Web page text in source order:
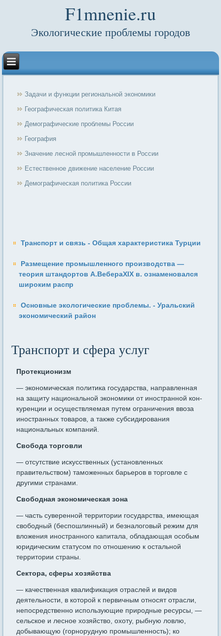
F1mnenie.ru
Экологические проблемы городов
Задачи и функции региональной экономики
Географическая политика Китая
Демографические проблемы России
География
Значение лесной промышленности в России
Естественное движение население России
Демографическая политика России
Транспорт и связь - Общая характеристика Турции
Размещение промышленного производства —
теория штандортов А.ВебераXIX в. ознаменовался
широким распр
Основные экологические проблемы. - Уральский
экономический район
Транспорт и сфера услуг
Протекционизм
— экономическая политика государства, на­правленная
на защиту национальной экономики от иностранной кон­
куренции и осуществляемая путем ограничения ввоза
иностранных товаров, а также субсидирования
национальных компаний.
Свобода торговли
— отсутствие искусственных (установленных
правительством) таможенных барьеров в торговле с
другими странами.
Свободная экономическая зона
— часть суверенной террито­рии государства, имеющая
свободный (беспошлинный) и безналоговый режим для
вложения иностранного капитала, обладающая особым
юри­дическим статусом по отношению к остальной
территории страны.
Сектора, сферы хозяйства
— качественная квалификация от­раслей и видов
деятельности, в которой к первичным относят отрасли,
непосредственно использующие природные ресурсы, —
сельское и лесное хозяйство, охоту, рыбную ловлю,
добывающую (горноруд­ную промышленность); ко